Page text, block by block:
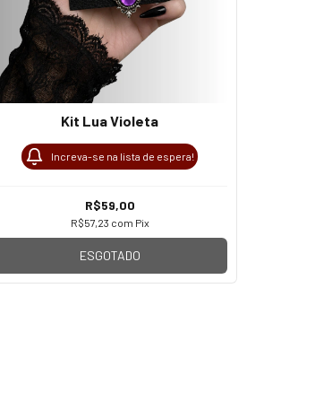
Kit Lua Violeta
Increva-se na lista de espera!
R$59,00
R$57,23 com Pix
ESGOTADO